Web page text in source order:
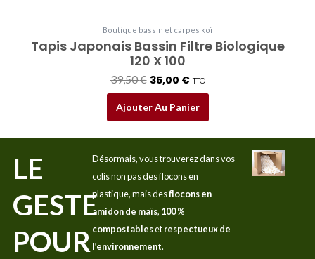
Boutique bassin et carpes koï
Tapis Japonais Bassin Filtre Biologique
120 X 100
39,50€ 35,00 € TTC
Ajouter Au Panier
LE
GESTE
POUR
Désormais, vous trouverez dans vos
colis non pas des flocons en
plastique, mais desflocons en
amidon de maïs, 100 %
compostablesetrespectueux de
l’environnement.